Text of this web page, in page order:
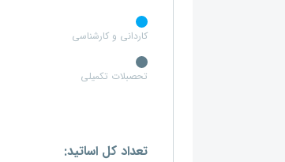
کاردانی و کارشناسی
تحصبلات تکمیلی
تعداد کل اساتید: